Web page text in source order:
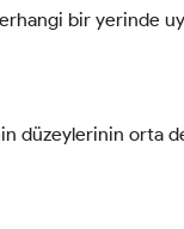
bir yerinde
düzeylerinin orta